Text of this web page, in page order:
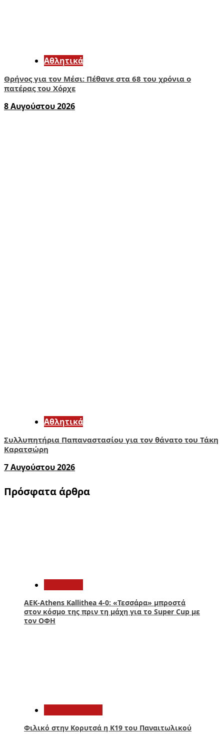
Αθλητικά
Θρήνος για τον Μέσι: Πέθανε στα 68 του χρόνια ο
πατέρας του Χόρχε
8 Αυγούστου 2026
Αθλητικά
Συλλυπητήρια Παπαναστασίου για τον θάνατο του Τάκη
Καρατσώρη
7 Αυγούστου 2026
Πρόσφατα άρθρα
ΑΕΚ-Athens Kallithea 4-0: «Τεσσάρα» μπροστά
στον κόσμο της πριν τη μάχη για το Super Cup με
τον ΟΦΗ
Φιλικό στην Κορυτσά η Κ19 του Παναιτωλικού